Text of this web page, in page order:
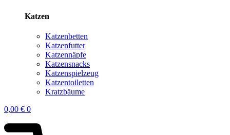
Katzen
Katzenbetten
Katzenfutter
Katzennäpfe
Katzensnacks
Katzenspielzeug
Katzentoiletten
Kratzbäume
0,00 € 0